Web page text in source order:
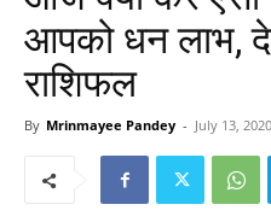
आपको धन लाभ,
राशिफल
By Mrinmayee Pandey - July 13, 2020